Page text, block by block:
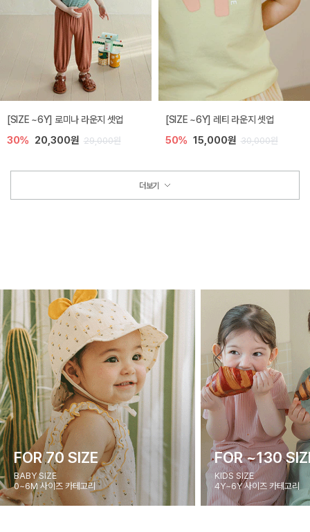
[SIZE ~6Y] 로미나 라운지 셋업
30% 20,300원 29,000원
[SIZE ~6Y] 레티 라운지 셋업
50% 15,000원 30,000원
더보기
FOR 70 SIZE
BABY SIZE
0~6M 사이즈 카테고리
FOR ~130
KIDS SIZE
4Y~6Y 사이즈 카테고리